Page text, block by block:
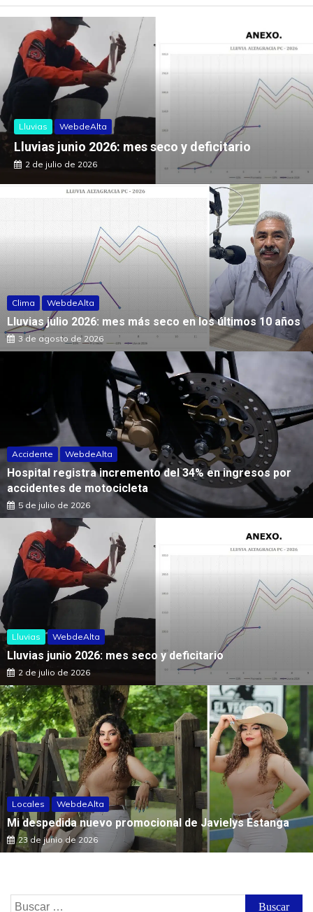
Lluvias WebdeAlta
Lluvias junio 2026: mes seco y deficitario
2 de julio de 2026
Clima WebdeAlta
Lluvias julio 2026: mes más seco en los últimos 10 años
3 de agosto de 2026
Accidente WebdeAlta
Hospital registra incremento del 34% en ingresos por
accidentes de motocicleta
5 de julio de 2026
Lluvias WebdeAlta
Lluvias junio 2026: mes seco y deficitario
2 de julio de 2026
Locales WebdeAlta
Mi despedida nuevo promocional de Javielys Estanga
23 de junio de 2026
Buscar: